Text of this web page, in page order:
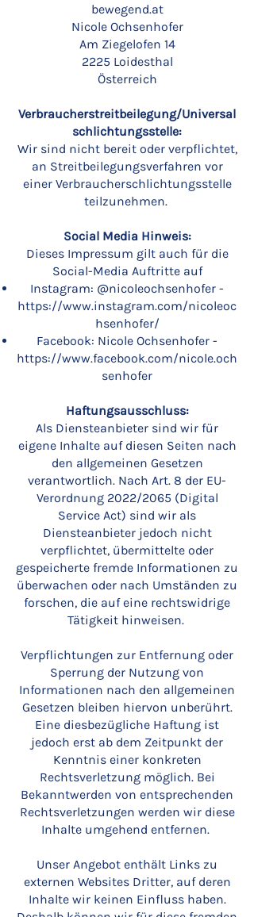
bewegend.at
Nicole Ochsenhofer
Am Ziegelofen 14
2225 Loidesthal
Österreich
Verbraucherstreitbeilegung/Universal
schlichtungsstelle:
Wir sind nicht bereit oder verpflichtet,
an Streitbeilegungsverfahren vor
einer Verbraucherschlichtungsstelle
teilzunehmen.
Social Media Hinweis:
Dieses Impressum gilt auch für die
Social-Media Auftritte auf
Instagram: @nicoleochsenhofer -
https://www.instagram.com/nicoleoc
hsenhofer/
Facebook: Nicole Ochsenhofer -
https://www.facebook.com/nicole.och
senhofer
Haftungsausschluss:
Als Diensteanbieter sind wir für
eigene Inhalte auf diesen Seiten nach
den allgemeinen Gesetzen
verantwortlich. Nach Art. 8 der EU-
Verordnung 2022/2065 (Digital
Service Act) sind wir als
Diensteanbieter jedoch nicht
verpflichtet, übermittelte oder
gespeicherte fremde Informationen zu
überwachen oder nach Umständen zu
forschen, die auf eine rechtswidrige
Tätigkeit hinweisen.
Verpflichtungen zur Entfernung oder
Sperrung der Nutzung von
Informationen nach den allgemeinen
Gesetzen bleiben hiervon unberührt.
Eine diesbezügliche Haftung ist
jedoch erst ab dem Zeitpunkt der
Kenntnis einer konkreten
Rechtsverletzung möglich. Bei
Bekanntwerden von entsprechenden
Rechtsverletzungen werden wir diese
Inhalte umgehend entfernen.
Unser Angebot enthält Links zu
externen Websites Dritter, auf deren
Inhalte wir keinen Einfluss haben.